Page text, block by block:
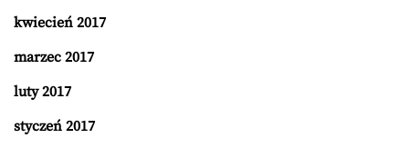
kwiecień 2017
marzec 2017
luty 2017
styczeń 2017